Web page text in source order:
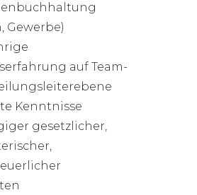
Gewerbe)
auf Team-
Kenntnisse
gesetzlicher,